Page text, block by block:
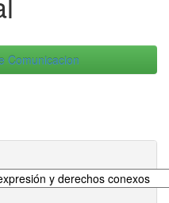
Comunicacion